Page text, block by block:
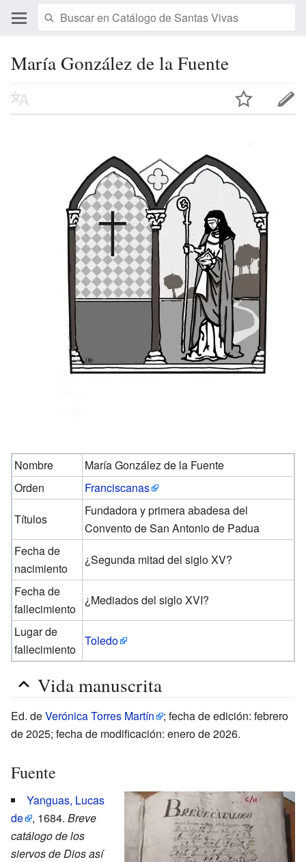
María González de la Fuente
Nombre
María González de la Fuente
Orden
Franciscanas
Títulos
Fundadora y primera abadesa del
Convento de San Antonio de Padua
Fecha de
nacimiento
¿Segunda mitad del siglo XV?
Fecha de
fallecimiento
¿Mediados del siglo XVI?
Lugar de
fallecimiento
Toledo
Vida manuscrita
Ed. deVerónica Torres Martín
; fecha de edición: febrero
de 2025; fecha de modificación: enero de 2026.
Fuente
Yanguas, Lucas
de
, 1684. Breve
catálogo de los
siervos de Dios así